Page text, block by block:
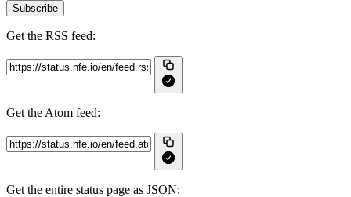
Subscribe
Get the RSS feed:
Get the Atom feed:
Get the entire status page as JSON: